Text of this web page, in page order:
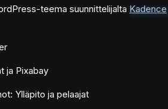
teema suunnittelijalta Kadence
ja Pixabay
Ylläpito ja pelaajat